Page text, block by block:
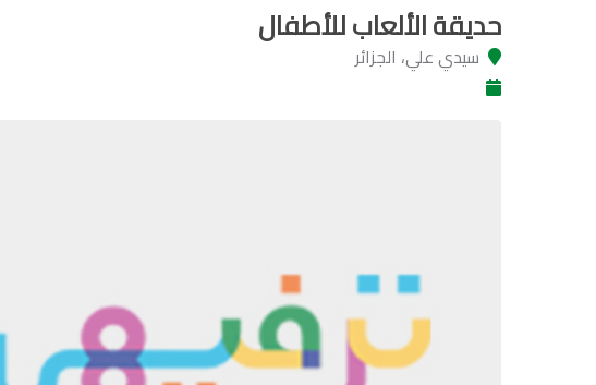
حديقة الألعاب للأطفال
سيدي علي، الجزائر